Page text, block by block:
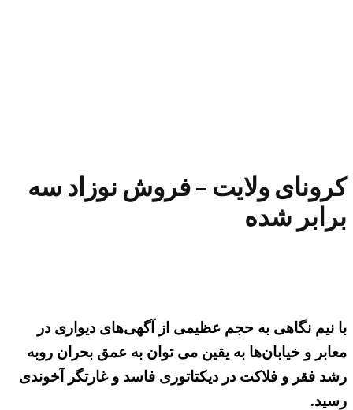
کرونای ولایت – فروش نوزاد سه
برابر شده
با نیم نگاهی به حجم عظیمی از آگهی‌های دیواری در
معابر و خیابان‌ها به یقین می توان به عمق بحران روبه
رشد فقر و فلاکت در دیکتاتوری فاسد و غارتگر آخوندی
رسید.